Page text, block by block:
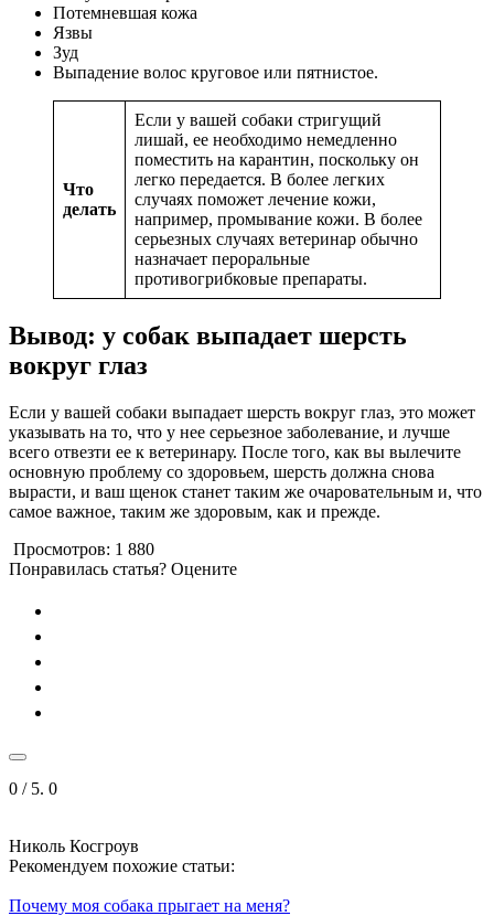
Потемневшая кожа
Язвы
Зуд
Выпадение волос круговое или пятнистое.
Что
делать
Если у вашей собаки стригущий
лишай, ее необходимо немедленно
поместить на карантин, поскольку он
легко передается. В более легких
случаях поможет лечение кожи,
например, промывание кожи. В более
серьезных случаях ветеринар обычно
назначает пероральные
противогрибковые препараты.
Вывод: у собак выпадает шерсть
вокруг глаз
Если у вашей собаки выпадает шерсть вокруг глаз, это может
указывать на то, что у нее серьезное заболевание, и лучше
всего отвезти ее к ветеринару. После того, как вы вылечите
основную проблему со здоровьем, шерсть должна снова
вырасти, и ваш щенок станет таким же очаровательным и, что
самое важное, таким же здоровым, как и прежде.
Просмотров: 1 880
Понравилась статья? Оцените
0 / 5. 0
Николь Косгроув
Рекомендуем похожие статьи:
Почему моя собака прыгает на меня?